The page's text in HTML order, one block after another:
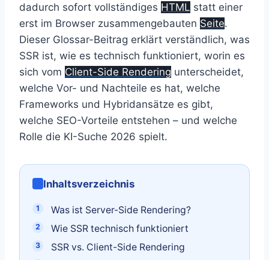
dadurch sofort vollständiges HTML statt einer
erst im Browser zusammengebauten Seite.
Dieser Glossar-Beitrag erklärt verständlich, was
SSR ist, wie es technisch funktioniert, worin es
sich vom Client-Side Rendering unterscheidet,
welche Vor- und Nachteile es hat, welche
Frameworks und Hybridansätze es gibt,
welche SEO-Vorteile entstehen – und welche
Rolle die KI-Suche 2026 spielt.
Inhaltsverzeichnis
Was ist Server-Side Rendering?
Wie SSR technisch funktioniert
SSR vs. Client-Side Rendering